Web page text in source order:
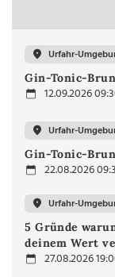
Urfahr-
Gin-Tonic-
12.09.2026
Urfahr-
Gin-Tonic-
22.08.2026
Urfahr-
5 Gründe
deinem Wert
27.08.2026